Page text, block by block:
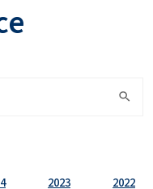
2023 2022